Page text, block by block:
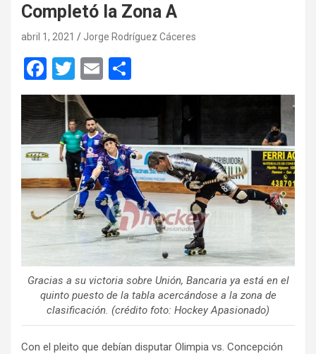
Completó la Zona A
abril 1, 2021 Jorge Rodríguez Cáceres
F
a
ce
b
o
o
k
T
wi
tt
er
E
m
ail
o
m
ar
tir
Gracias a su victoria sobre Unión, Bancaria ya está en el
quinto puesto de la tabla acercándose a la zona de
clasificación. (crédito foto: Hockey Apasionado)
Con el pleito que debían disputar Olimpia vs. Concepción